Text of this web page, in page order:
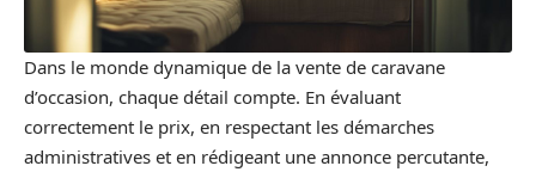
Dans le monde dynamique de la vente de caravane
d’occasion, chaque détail compte. En évaluant
correctement le prix, en respectant les démarches
administratives et en rédigeant une annonce percutante,